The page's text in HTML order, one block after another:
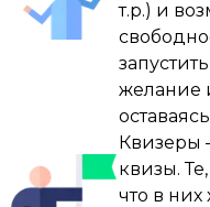
шаг и это было
преодолел страх
был небольшой
прошел
Фурсова , пару
но самое
закреплял в себе
В какой-то
квизов ничего
устроены иначе:
заводов или ДК.
кайф от того, что
И знаете что? Я
т.р.) и
желание
Квизеры
квизы.
что в